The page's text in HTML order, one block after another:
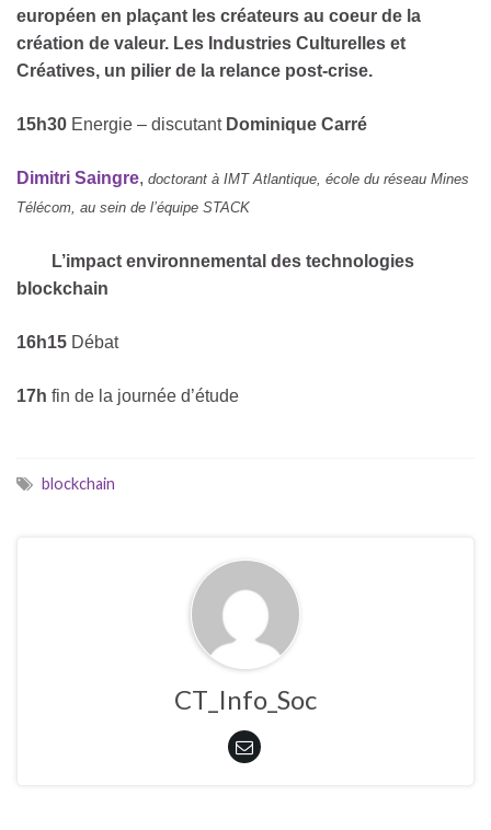
européen en plaçant les créateurs au coeur de la
création de valeur. Les Industries Culturelles et
Créatives, un pilier de la relance post-crise.
15h30 Energie – discutant Dominique Carré
Dimitri Saingre, doctorant à IMT Atlantique, école du réseau Mines
Télécom, au sein de l’équipe STACK
L’impact environnemental des technologies
blockchain
16h15 Débat
17h fin de la journée d’étude
blockchain
CT_Info_Soc